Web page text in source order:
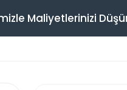
Maliyetlerinizi